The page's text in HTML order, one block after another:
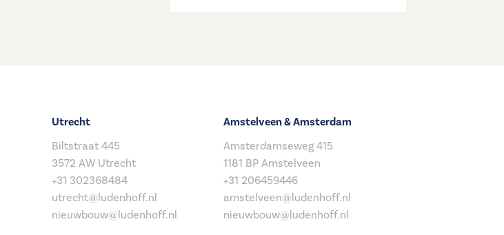
Utrecht
Biltstraat 445
3572 AW Utrecht
+31 302368484
utrecht@ludenhoff.nl
nieuwbouw@ludenhoff.nl
Amstelveen & Amsterdam
Amsterdamseweg 415
1181 BP Amstelveen
+31 206459446
amstelveen@ludenhoff.nl
nieuwbouw@ludenhoff.nl